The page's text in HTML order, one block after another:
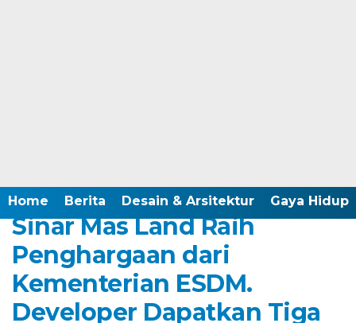
Home Berita Desain & Arsitektur Gaya Hidup
Rabu, 1 Januari 2025 - 12:00 WIB
Sinar Mas Land Raih
Penghargaan dari
Kementerian ESDM.
Developer Dapatkan Tiga